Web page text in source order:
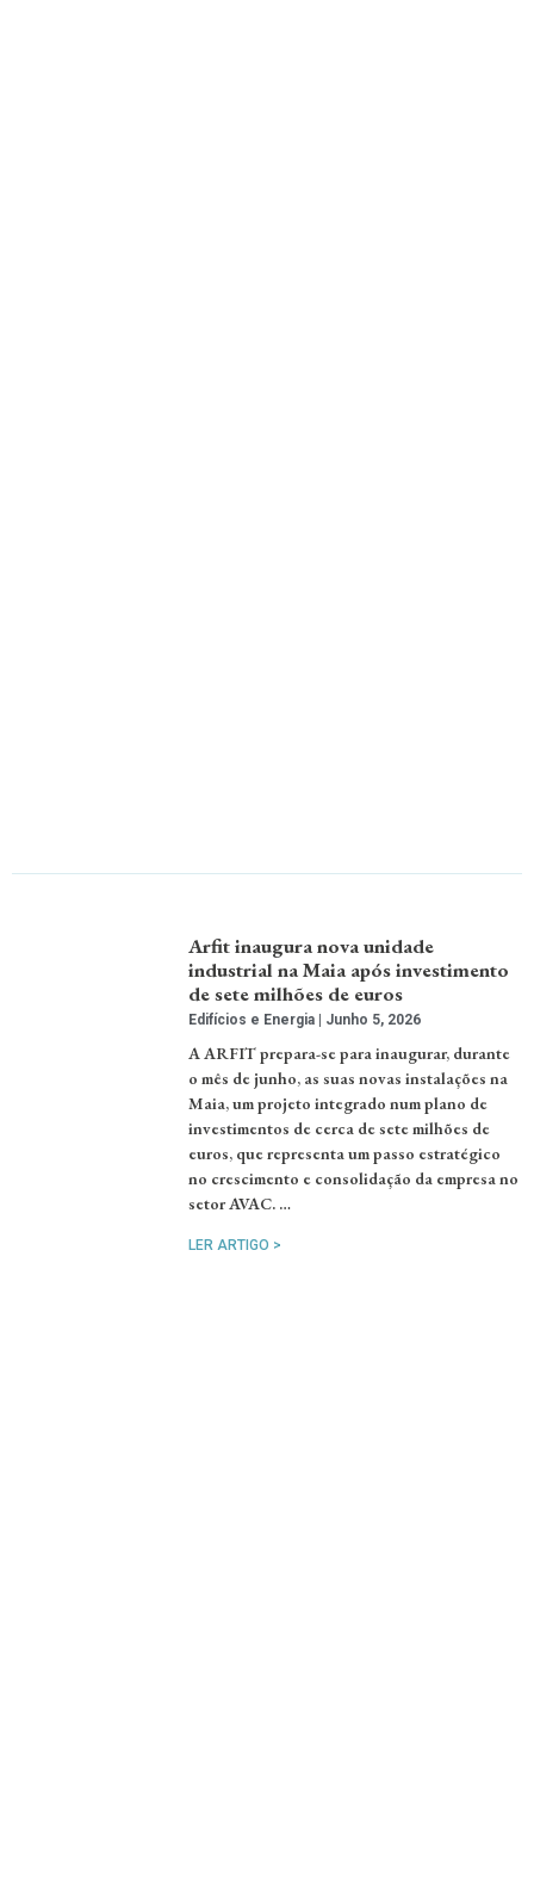
Arfit inaugura nova unidade
industrial na Maia após investimento
de sete milhões de euros
Edifícios e Energia Junho 5, 2026
A ARFIT prepara-se para inaugurar, durante
o mês de junho, as suas novas instalações na
Maia, um projeto integrado num plano de
investimentos de cerca de sete milhões de
euros, que representa um passo estratégico
no crescimento e consolidação da empresa no
setor AVAC. …
LER ARTIGO >